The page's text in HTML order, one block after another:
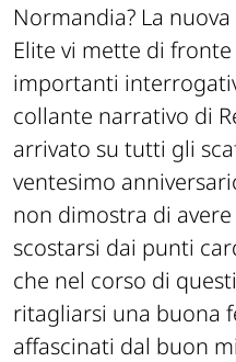
Normandia? La
Elite vi mette di
importanti
collante narrativo di
arrivato su tutti gli
ventesimo
non dimostra di
scostarsi dai punti
che nel corso di
ritagliarsi una buona
affascinati dal buon